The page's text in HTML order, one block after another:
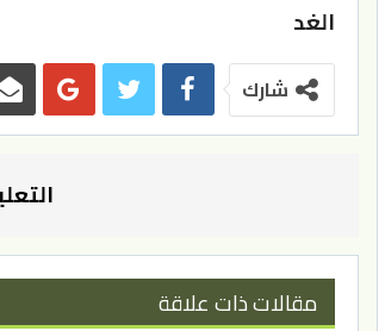
الغد
شارك
مقالات ذات علاقة